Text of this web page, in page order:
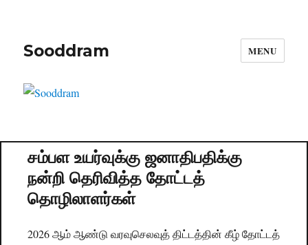
Sooddram MENU
சம்பள உயர்வுக்கு ஜனாதிபதிக்கு
நன்றி தெரிவித்த தோட்டத்
தொழிலாளர்கள்
2026 ஆம் ஆண்டு வரவுசெலவுத் திட்டத்தின் கீழ் தோட்டத்